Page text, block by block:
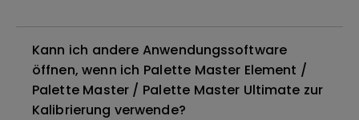
Kann ich andere Anwendungssoftware
öffnen, wenn ich Palette Master Element /
Palette Master / Palette Master Ultimate zur
Kalibrierung verwende?